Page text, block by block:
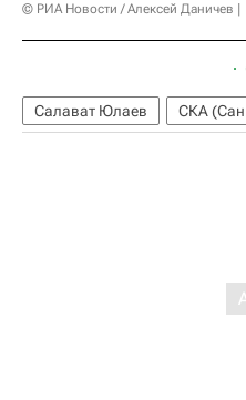
© РИА Новости / Алексей Даничев
Салават Юлаев СКА